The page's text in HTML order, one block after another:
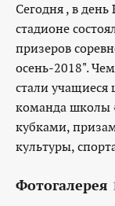
Сегодня , в
стадионе
призеров
осень-2018".
стали учащиеся
команда школы
кубками,
культуры,
Фотогалерея